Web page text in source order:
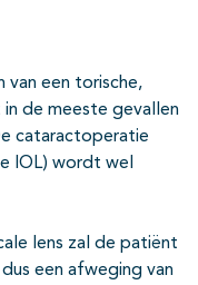
van een torische,
de meeste gevallen
cataractoperatie
IOL) wordt wel
lens zal de patiënt
een afweging van